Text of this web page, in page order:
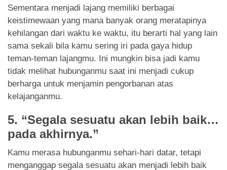
Sementara menjadi lajang memiliki berbagai
keistimewaan yang mana banyak orang meratapinya
kehilangan dari waktu ke waktu, itu berarti hal yang lain
sama sekali bila kamu sering iri pada gaya hidup
teman-teman lajangmu. Ini mungkin bisa jadi kamu
tidak melihat hubunganmu saat ini menjadi cukup
berharga untuk menjamin pengorbanan atas
kelajanganmu.
5. “Segala sesuatu akan lebih baik…
pada akhirnya.”
Kamu merasa hubunganmu sehari-hari datar, tetapi
menganggap segala sesuatu akan menjadi lebih baik